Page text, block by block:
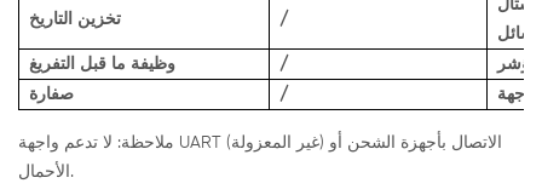
تخزين التاريخ /
وظيفة ما قبل التفريغ
/
صفارة
/
ملاحظة: لا تدعم واجهة UART (غير المعزولة) الاتصال بأجهزة الشحن أو
الأحمال.